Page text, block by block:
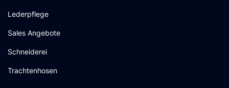
Lederpflege
Sales Angebote
Schneiderei
Trachtenhosen